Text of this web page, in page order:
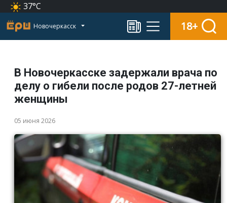
37°C
Новочеркасск 18+
В Новочеркасске задержали врача по
делу о гибели после родов 27-летней
женщины
05 июня 2026